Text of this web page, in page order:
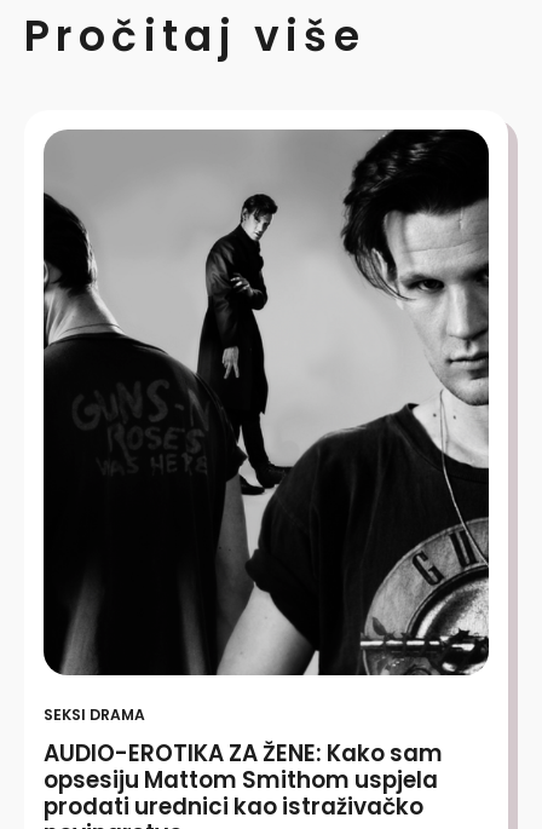
Pročitaj više
SEKSI DRAMA
AUDIO-EROTIKA ZA ŽENE: Kako sam
opsesiju Mattom Smithom uspjela
prodati urednici kao istraživačko